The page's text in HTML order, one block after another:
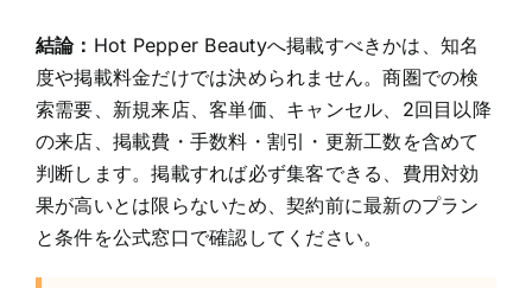
結論： Hot Pepper Beautyへ掲載すべきかは、知名
度や掲載料金だけでは決められません。商圏での検
索需要、新規来店、客単価、キャンセル、2回目以降
の来店、掲載費・手数料・割引・更新工数を含めて
判断します。掲載すれば必ず集客できる、費用対効
果が高いとは限らないため、契約前に最新のプラン
と条件を公式窓口で確認してください。